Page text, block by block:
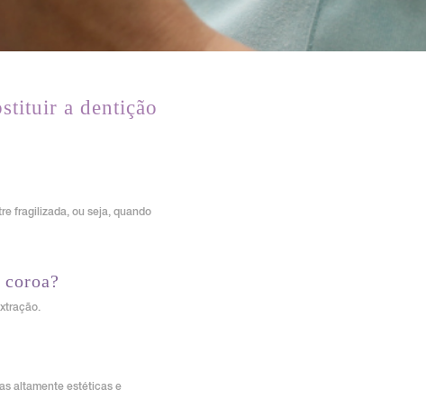
a dentição
fragilizada, ou seja, quando
altamente estéticas e